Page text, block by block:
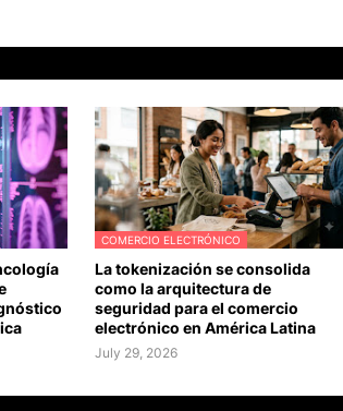
COMERCIO ELECTRÓNICO
La tokenización se consolida
como la arquitectura de
seguridad para el comercio
electrónico en América Latina
July 29, 2026